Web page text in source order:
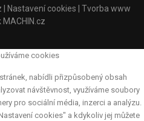
Nastavení cookies | Tvorba www
MACHIN.cz
cookies
nabídli přizpůsobený obsah
návštěvnost, využíváme soubory
pro sociální média, inzerci a analýzu.
cookies" a kdykoliv jej můžete